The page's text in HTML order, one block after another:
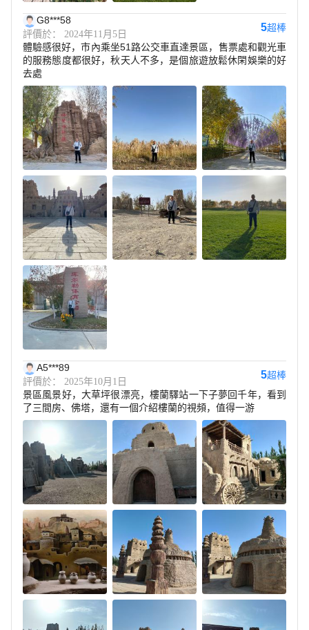
G8***58
評價於： 2024年11月5日
5超棒
體驗感很好，市內乘坐51路公交車直達景區，售票處和觀光車
的服務態度都很好，秋天人不多，是個旅遊放鬆休閑娛樂的好
去處
A5***89
評價於： 2025年10月1日
5超棒
景區風景好，大草坪很漂亮，樓蘭驛站一下子夢回千年，看到
了三間房、佛塔，還有一個介紹樓蘭的視頻，值得一游